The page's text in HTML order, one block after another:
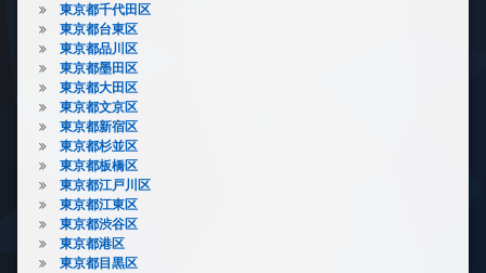
東京都千代田区
東京都台東区
東京都品川区
東京都墨田区
東京都大田区
東京都文京区
東京都新宿区
東京都杉並区
東京都板橋区
東京都江戸川区
東京都江東区
東京都渋谷区
東京都港区
東京都目黒区